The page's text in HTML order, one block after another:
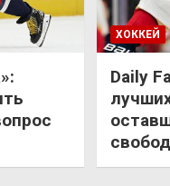
ХОККЕЙ
Daily